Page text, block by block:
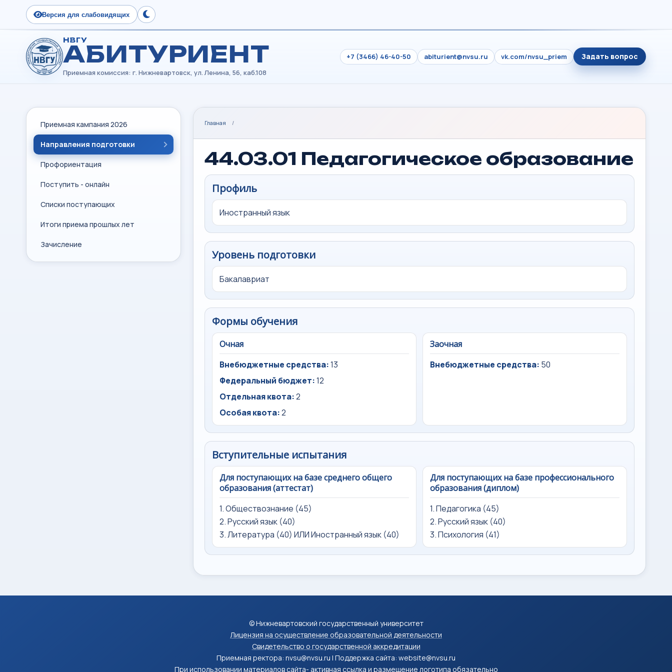
Версия для слабовидящих Сменить тему
НВГУ
АБИТУРИЕНТ +7 (3466) 46-40-50 abiturient@nvsu.ru vk.com/nvsu_priem Задать вопрос
Приемная кампания 2026
Направления подготовки
Профориентация
Поступить - онлайн
Списки поступающих
Итоги приема прошлых лет
Зачисление
Главная /
44.03.01 Педагогическое образование
Профиль
Иностранный язык
Уровень подготовки
Бакалавриат
Формы обучения
Очная
Внебюджетные средства:13
Федеральный бюджет:12
Отдельная квота:2
Особая квота:2
Заочная
Внебюджетные средства: 50
Вступительные испытания
Для поступающих на базе среднего общего
образования (аттестат)
1. Обществознание (45)
2. Русский язык (40)
3. Литература (40) ИЛИ Иностранный язык (40)
Для поступающих на базе профессионального
образования (диплом)
1. Педагогика (45)
2. Русский язык (40)
3. Психология (41)
© Нижневартовский государственный университет
Лицензия на осуществление образовательной деятельности
Свидетельство о государственной аккредитации
Приемная ректора: nvsu@nvsu.ru | Поддержка сайта: website@nvsu.ru
При использовании материалов сайта- активная ссылка и размещение логотипа обязательно